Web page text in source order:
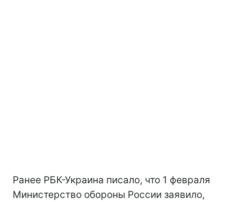
Ранее РБК-Украина писало, что 1 февраля
Министерство обороны России заявило,